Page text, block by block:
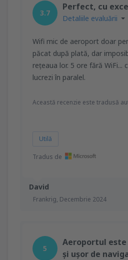
David
Frankrig, Decembrie 2024
3.7
Perfect, cu
Detaliile evaluării
Wifi mic de aeroport doar
păcat după plată, dar
rețeaua lor. 5 ore fără WiFi...
lucrezi în paralel.
Această recenzie este tradusă
Utilă
Tradus de
5
Aeroportul
și ușor de